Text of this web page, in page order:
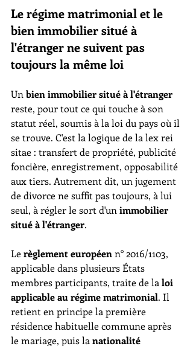
Le régime matrimonial et le
bien immobilier situé à
l'étranger ne suivent pas
toujours la même loi
Un bien immobilier situé à l'étranger
reste, pour tout ce qui touche à son
statut réel, soumis à la loi du pays où il
se trouve. C'est la logique de la lex rei
sitae : transfert de propriété, publicité
foncière, enregistrement, opposabilité
aux tiers. Autrement dit, un jugement
de divorce ne suffit pas toujours, à lui
seul, à régler le sort d'un immobilier
situé à l'étranger.
Le règlement européen n° 2016/1103,
applicable dans plusieurs États
membres participants, traite de la loi
applicable au régime matrimonial. Il
retient en principe la première
résidence habituelle commune après
le mariage, puis la nationalité